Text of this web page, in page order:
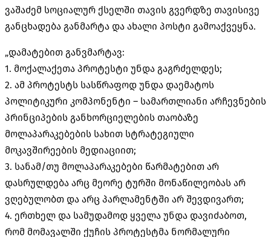
ვაშაძემ სოციალურ ქსელში თავის გვერდზე თავისივე
განცხადება განმარტა და ახალი პოსტი გამოაქვეყნა.
„დამატებით განვმარტავ:
1. მოქალაქეთა პროტესტი უნდა გაგრძელდეს;
2. ამ პროტესტს სასწრაფოდ უნდა დაემატოს
პოლიტიკური კომპონენტი – სამართლიანი არჩევნების
პრინციპების განხორციელების თაობაზე
მოლაპარაკებების სახით სტრატეგიული
მოკავშირეების მედიაციით;
3. სანამ/თუ მოლაპარაკებები წარმატებით არ
დასრულდება არც მეორე ტურში მონაწილეობას არ
ვღებულობთ და არც პარლამენტში არ შევდივართ;
4. ერთხელ და სამუდამოდ ყველა უნდა დავიძაბოთ,
რომ მომავალში ქუჩის პროტესტმა ნორმალური